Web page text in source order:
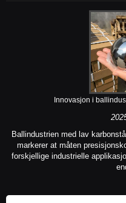
Innovasjon i
Ballindustrien med lav
markerer at måten
forskjellige industrielle